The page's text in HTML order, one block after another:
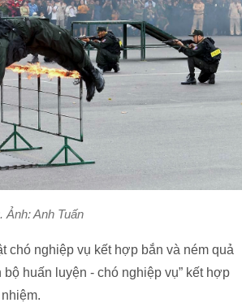
Ảnh: Anh Tuấn
chó nghiệp vụ kết hợp bắn và ném quả
huấn luyện - chó nghiệp vụ” kết hợp